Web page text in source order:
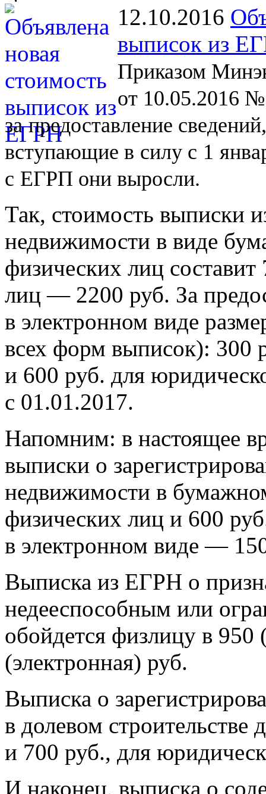
12.10.2016
выписок из
Приказом
от 10.05.2016 №
за предоставление
вступающие в силу с 1
с ЕГРП они выросли.
Так, стоимость выписки
недвижимости в виде
физических лиц
лиц — 2200 руб. За
в электронном виде
всех форм выписок): 300
и 600 руб. для
с 01.01.2017.
Напомним: в настоящее
выписки о
недвижимости в
физических лиц и 600
в электронном виде —
Выписка из ЕГРН о
недееспособным или
обойдется физлицу в
(электронная) руб.
Выписка о
в долевом
и 700 руб., для
И наконец, выписка о